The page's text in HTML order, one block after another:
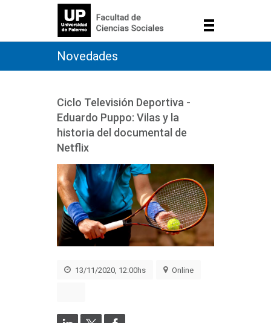
Novedades
Ciclo Televisión Deportiva -
Eduardo Puppo: Vilas y la
historia del documental de
Netflix
13/11/2020, 12:00hs Online